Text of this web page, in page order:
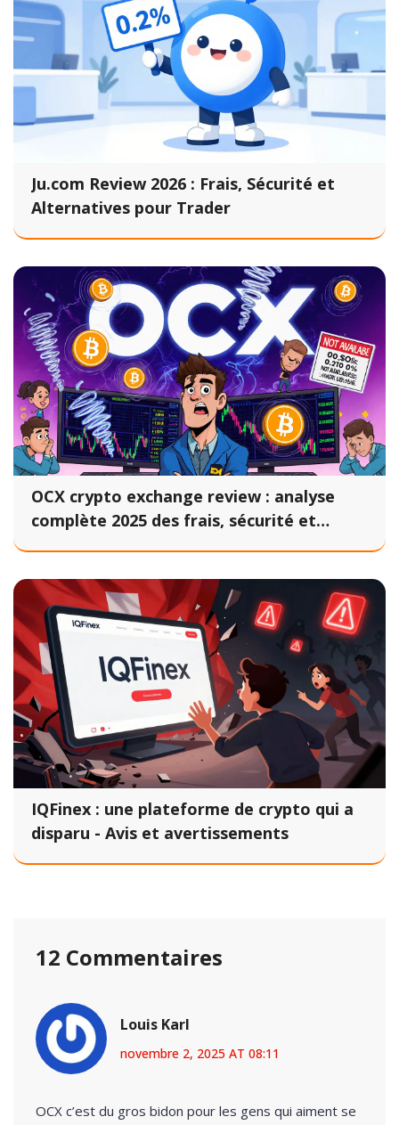
Ju.com Review 2026 : Frais, Sécurité et
Alternatives pour Trader
OCX crypto exchange review : analyse
complète 2025 des frais, sécurité et
IQFinex : une plateforme de crypto qui a
disparu - Avis et avertissements
12 Commentaires
Louis Karl
novembre 2, 2025 AT 08:11
OCX c’est du gros bidon pour les gens qui aiment se